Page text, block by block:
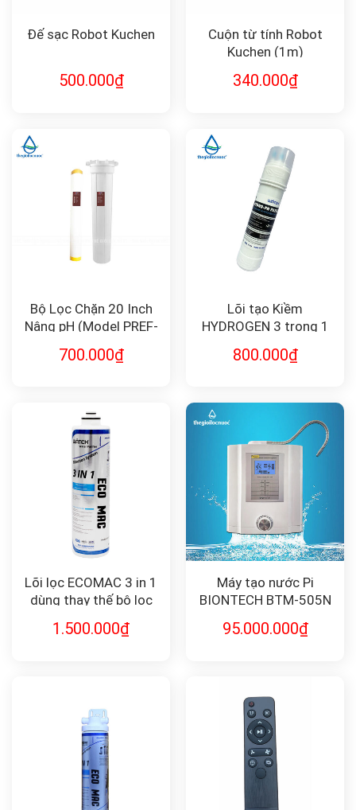
Đế sạc Robot Kuchen
500.000₫
Cuộn từ tính Robot
Kuchen (1m)
340.000₫
Bộ Lọc Chặn 20 Inch
Nâng pH (Model PREF-
Nước Axit
700.000₫
Lõi tạo Kiềm
HYDROGEN 3 trong 1
HYDRO11
800.000₫
Lõi lọc ECOMAC 3 in 1
dùng thay thế bộ lọc
1.500.000₫
Máy tạo nước Pi
BIONTECH BTM-505N
95.000.000₫